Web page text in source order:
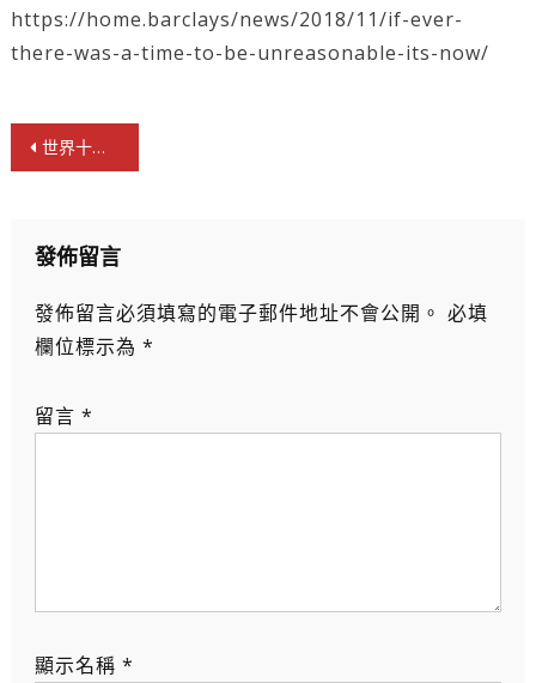
https://home.barclays/news/2018/11/if-ever-
there-was-a-time-to-be-unreasonable-its-now/
文
章
覽
世界十大投行巴克萊「超常影響」力薦天泉鼎豐空氣製水
發佈留言
發佈留言必須填寫的電子郵件地址不會公開。 必填
欄位標示為 *
留言 *
顯示名稱 *